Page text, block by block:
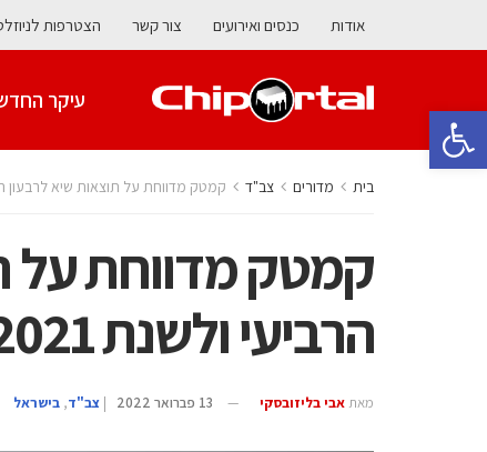
פתח סרגל נגישות
אודות כנסים ואירועים צור קשר הצטרפות
עיקר
בית מדורים ‫צב"ד‬ קמטק מדווחת על תוצאות שיא לרבעון
קמטק מדווחת על
הרביעי ולשנת 2021
מאת אבי בליזובסקי 13 פברואר 2022 | ‫צב"ד‬, בישראל